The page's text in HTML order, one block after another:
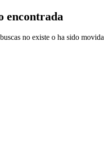
encontrada
no existe o ha sido movida